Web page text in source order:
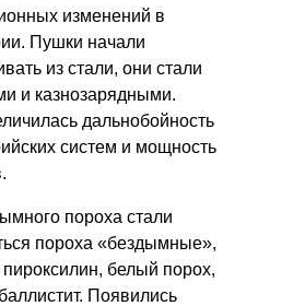
изменений в
Пушки начали
из стали, они стали
и казнозарядными.
дальнобойность
систем и мощность
пороха стали
пороха «бездымные»,
пироксилин, белый порох,
Появились